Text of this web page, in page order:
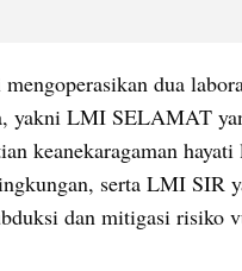
dua
yakni LMI SELAMAT
keanekaragaman hayati
serta LMI SIR
dan mitigasi risiko